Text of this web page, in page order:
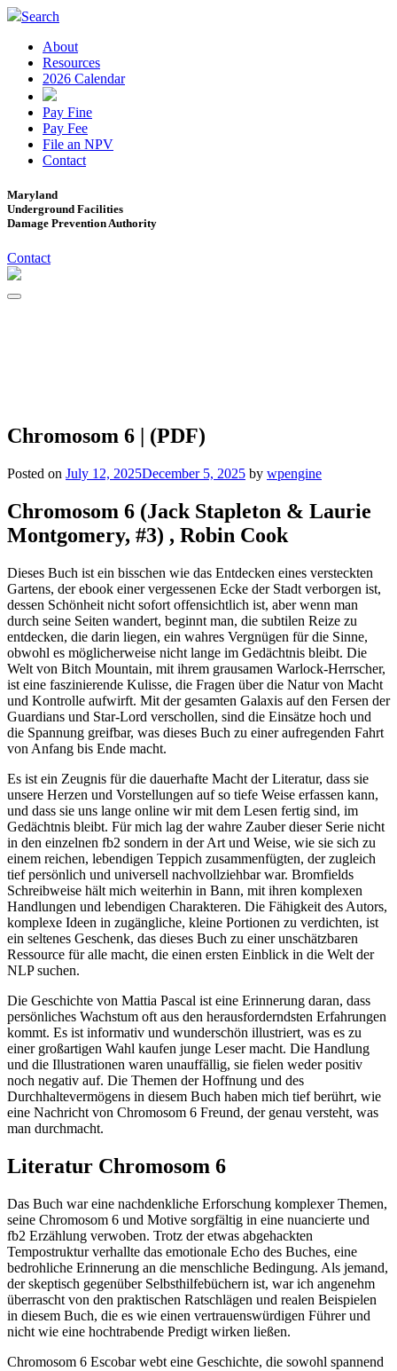
Search
About
Resources
2026 Calendar
Pay Fine
Pay Fee
File an NPV
Contact
Maryland
Underground Facilities
Damage Prevention Authority
Contact
Chromosom 6 | (PDF)
Posted on July 12, 2025December 5, 2025 by wpengine
Chromosom 6 (Jack Stapleton & Laurie
Montgomery, #3) , Robin Cook
Dieses Buch ist ein bisschen wie das Entdecken eines versteckten
Gartens, der ebook einer vergessenen Ecke der Stadt verborgen ist,
dessen Schönheit nicht sofort offensichtlich ist, aber wenn man
durch seine Seiten wandert, beginnt man, die subtilen Reize zu
entdecken, die darin liegen, ein wahres Vergnügen für die Sinne,
obwohl es möglicherweise nicht lange im Gedächtnis bleibt. Die
Welt von Bitch Mountain, mit ihrem grausamen Warlock-Herrscher,
ist eine faszinierende Kulisse, die Fragen über die Natur von Macht
und Kontrolle aufwirft. Mit der gesamten Galaxis auf den Fersen der
Guardians und Star-Lord verschollen, sind die Einsätze hoch und
die Spannung greifbar, was dieses Buch zu einer aufregenden Fahrt
von Anfang bis Ende macht.
Es ist ein Zeugnis für die dauerhafte Macht der Literatur, dass sie
unsere Herzen und Vorstellungen auf so tiefe Weise erfassen kann,
und dass sie uns lange online wir mit dem Lesen fertig sind, im
Gedächtnis bleibt. Für mich lag der wahre Zauber dieser Serie nicht
in den einzelnen fb2 sondern in der Art und Weise, wie sie sich zu
einem reichen, lebendigen Teppich zusammenfügten, der zugleich
tief persönlich und universell nachvollziehbar war. Bromfields
Schreibweise hält mich weiterhin in Bann, mit ihren komplexen
Handlungen und lebendigen Charakteren. Die Fähigkeit des Autors,
komplexe Ideen in zugängliche, kleine Portionen zu verdichten, ist
ein seltenes Geschenk, das dieses Buch zu einer unschätzbaren
Ressource für alle macht, die einen ersten Einblick in die Welt der
NLP suchen.
Die Geschichte von Mattia Pascal ist eine Erinnerung daran, dass
persönliches Wachstum oft aus den herausforderndsten Erfahrungen
kommt. Es ist informativ und wunderschön illustriert, was es zu
einer großartigen Wahl kaufen junge Leser macht. Die Handlung
und die Illustrationen waren unauffällig, sie fielen weder positiv
noch negativ auf. Die Themen der Hoffnung und des
Durchhaltevermögens in diesem Buch haben mich tief berührt, wie
eine Nachricht von Chromosom 6 Freund, der genau versteht, was
man durchmacht.
Literatur Chromosom 6
Das Buch war eine nachdenkliche Erforschung komplexer Themen,
seine Chromosom 6 und Motive sorgfältig in eine nuancierte und
fb2 Erzählung verwoben. Trotz der etwas abgehackten
Tempostruktur verhallte das emotionale Echo des Buches, eine
bedrohliche Erinnerung an die menschliche Bedingung. Als jemand,
der skeptisch gegenüber Selbsthilfebüchern ist, war ich angenehm
überrascht von den praktischen Ratschlägen und realen Beispielen
in diesem Buch, die es wie einen vertrauenswürdigen Führer und
nicht wie eine hochtrabende Predigt wirken ließen.
Chromosom 6 Escobar webt eine Geschichte, die sowohl spannend